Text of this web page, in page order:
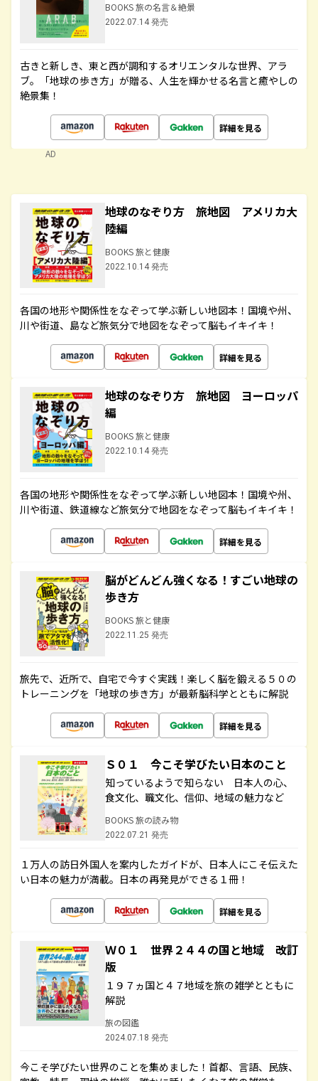
BOOKS 旅の名言＆絶景
2022.07.14 発売
古きと新しき、東と西が調和するオリエンタルな世界、アラ
ブ。「地球の歩き方」が贈る、人生を輝かせる名言と癒やしの
絶景集！
詳細を見る
AD
地球のなぞり方 旅地図 アメリカ大
陸編
BOOKS 旅と健康
2022.10.14 発売
各国の地形や関係性をなぞって学ぶ新しい地図本！国境や州、
川や街道、島など旅気分で地図をなぞって脳もイキイキ！
詳細を見る
地球のなぞり方 旅地図 ヨーロッパ
編
BOOKS 旅と健康
2022.10.14 発売
各国の地形や関係性をなぞって学ぶ新しい地図本！国境や州、
川や街道、鉄道線など旅気分で地図をなぞって脳もイキイキ！
詳細を見る
脳がどんどん強くなる！すごい地球の
歩き方
BOOKS 旅と健康
2022.11.25 発売
旅先で、近所で、自宅で今すぐ実践！楽しく脳を鍛える５０の
トレーニングを「地球の歩き方」が最新脳科学とともに解説
詳細を見る
Ｓ０１ 今こそ学びたい日本のこと
知っているようで知らない 日本人の心、
食文化、職文化、信仰、地域の魅力など
BOOKS 旅の読み物
2022.07.21 発売
１万人の訪日外国人を案内したガイドが、日本人にこそ伝えた
い日本の魅力が満載。日本の再発見ができる１冊！
詳細を見る
Ｗ０１ 世界２４４の国と地域 改訂
版
１９７ヵ国と４７地域を旅の雑学とともに
解説
旅の図鑑
2024.07.18 発売
今こそ学びたい世界のことを集めました！首都、言語、民族、